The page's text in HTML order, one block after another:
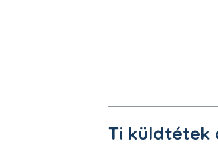
Ti küldtétek